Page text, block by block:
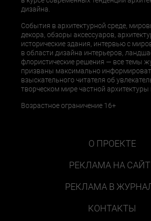
дизайна.
События в архитектурной среде,
декора, обзоры аксессуаров,
исторические здания, интервью с
в области дизайна интерьеров,
флористические решения — все темы
призваны максимально
взыскательного читателя об
творческом мире частной архитектуры
Возрастное ограничение 16+
О ПРОЕКТЕ
РЕКЛАМА НА
РЕКЛАМА В
КОНТАКТЫ